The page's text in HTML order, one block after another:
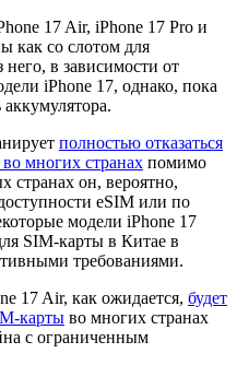
17 Air, iPhone 17 Pro и
как со слотом для
в зависимости от
iPhone 17, однако, пока
полностью отказаться
многих странах помимо
странах он, вероятно,
eSIM или по
модели iPhone 17
SIM-карты в Китае в
требованиями.
17 Air, как ожидается, будет
карты во многих странах
с ограниченным